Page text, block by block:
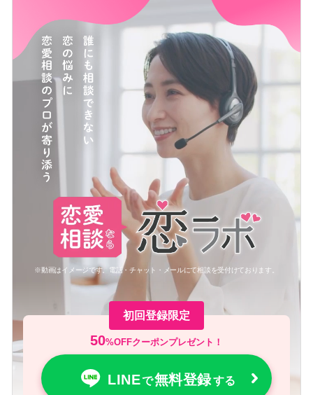
※動画はイメージです。電話・チャット・メールにて相談を受付けております。
初回登録限定
50%OFFクーポンプレゼント！
LINEで無料登録する